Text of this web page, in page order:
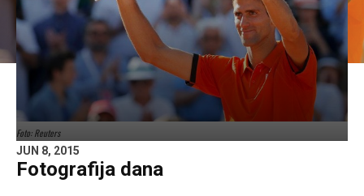
Foto: Reuters
JUN 8, 2015
Fotografija dana